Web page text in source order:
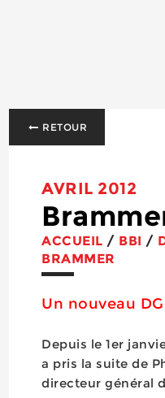
RETOUR
AVRIL 2012
ACCUEIL / BBI /
BRAMMER
Un nouveau DG
Depuis le 1er
a pris la suite de
directeur général